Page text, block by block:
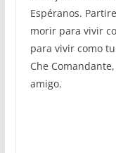
Espéranos.
morir para vivir
para vivir como
Che Comandante,
amigo.